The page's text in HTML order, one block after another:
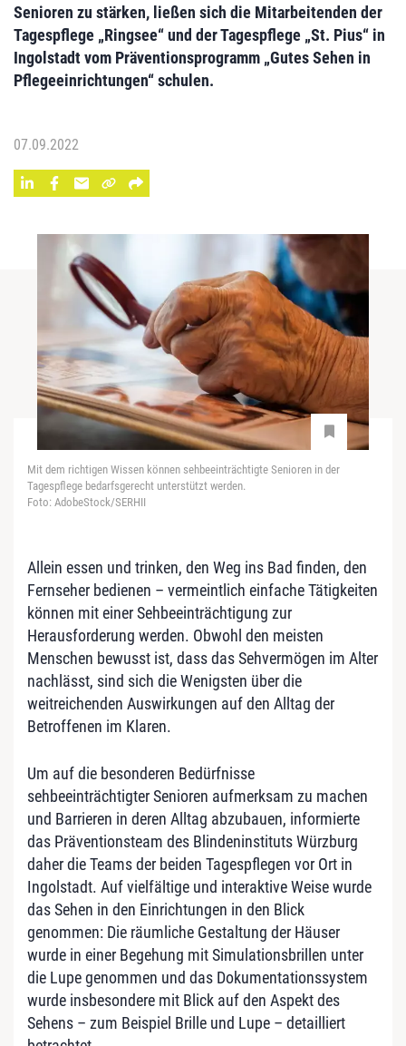
Senioren zu stärken, ließen sich die Mitarbeitenden der
Tagespflege „Ringsee“ und der Tagespflege „St. Pius“ in
Ingolstadt vom Präventionsprogramm „Gutes Sehen in
Pflegeeinrichtungen“ schulen.
07.09.2022
Mit dem richtigen Wissen können sehbeeinträchtigte Senioren in der
Tagespflege bedarfsgerecht unterstützt werden.
Foto: AdobeStock/SERHII
Allein essen und trinken, den Weg ins Bad finden, den
Fernseher bedienen – vermeintlich einfache Tätigkeiten
können mit einer Sehbeeinträchtigung zur
Herausforderung werden. Obwohl den meisten
Menschen bewusst ist, dass das Sehvermögen im Alter
nachlässt, sind sich die Wenigsten über die
weitreichenden Auswirkungen auf den Alltag der
Betroffenen im Klaren.
Um auf die besonderen Bedürfnisse
sehbeeinträchtigter Senioren aufmerksam zu machen
und Barrieren in deren Alltag abzubauen, informierte
das Präventionsteam des Blindeninstituts Würzburg
daher die Teams der beiden Tagespflegen vor Ort in
Ingolstadt. Auf vielfältige und interaktive Weise wurde
das Sehen in den Einrichtungen in den Blick
genommen: Die räumliche Gestaltung der Häuser
wurde in einer Begehung mit Simulationsbrillen unter
die Lupe genommen und das Dokumentationssystem
wurde insbesondere mit Blick auf den Aspekt des
Sehens – zum Beispiel Brille und Lupe – detailliert